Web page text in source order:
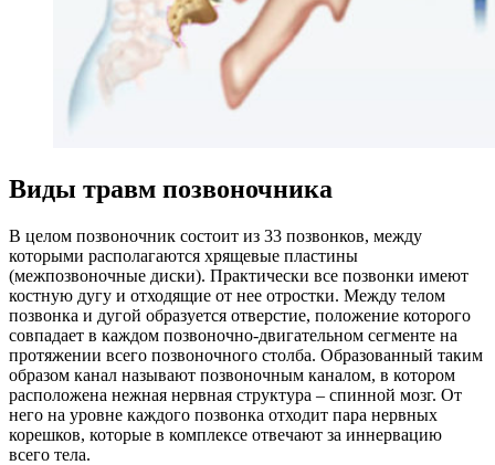
Виды травм позвоночника
В целом позвоночник состоит из 33 позвонков, между
которыми располагаются хрящевые пластины
(межпозвоночные диски). Практически все позвонки имеют
костную дугу и отходящие от нее отростки. Между телом
позвонка и дугой образуется отверстие, положение которого
совпадает в каждом позвоночно-двигательном сегменте на
протяжении всего позвоночного столба. Образованный таким
образом канал называют позвоночным каналом, в котором
расположена нежная нервная структура – спинной мозг. От
него на уровне каждого позвонка отходит пара нервных
корешков, которые в комплексе отвечают за иннервацию
всего тела.